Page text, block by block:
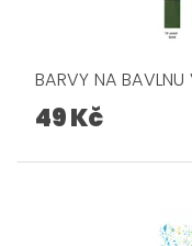
BARVY NA
49 Kč